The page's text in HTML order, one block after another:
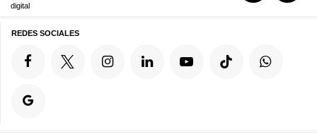
digital
REDES SOCIALES